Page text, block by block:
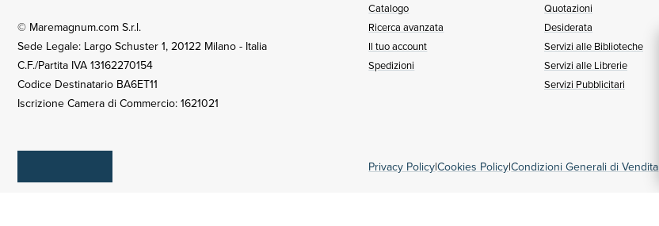
© Maremagnum.com S.r.l.
Sede Legale: Largo Schuster 1, 20122 Milano - Italia
C.F./Partita IVA 13162270154
Codice Destinatario BA6ET11
Iscrizione Camera di Commercio: 1621021
Catalogo
Ricerca avanzata
Il tuo account
Spedizioni
Quotazioni
Desiderata
Servizi alle Biblioteche
Servizi alle Librerie
Servizi Pubblicitari
Privacy Policy|Cookies Policy|Condizioni Generali di Vendita